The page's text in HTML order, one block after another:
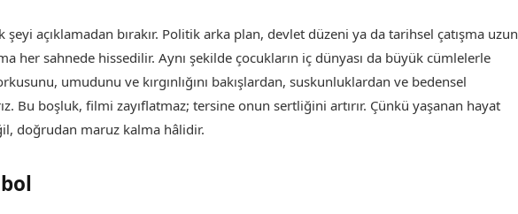
şeyi açıklamadan bırakır. Politik arka plan, devlet düzeni ya da tarihsel çatışma uzun
her sahnede hissedilir. Aynı şekilde çocukların iç dünyası da büyük cümlelerle
umudunu ve kırgınlığını bakışlardan, suskunluklardan ve bedensel
Bu boşluk, filmi zayıflatmaz; tersine onun sertliğini artırır. Çünkü yaşanan hayat
doğrudan maruz kalma hâlidir.